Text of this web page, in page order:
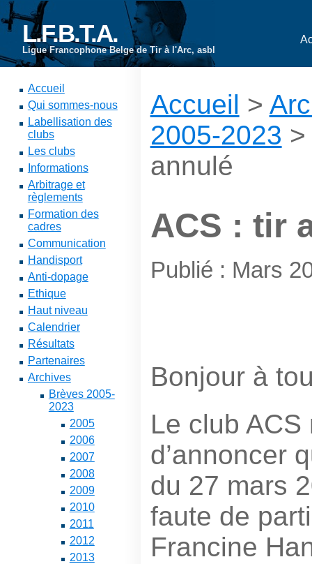
L.F.B.T.A.
Ligue Francophone Belge de Tir à l'Arc, asbl
Accueil
Qui sommes-nous
Labellisation des
clubs
Les clubs
Informations
Arbitrage et
règlements
Formation des
cadres
Communication
Handisport
Anti-dopage
Ethique
Haut niveau
Calendrier
Résultats
Partenaires
Archives
Brèves 2005-
2023
2005
2006
2007
2008
2009
2010
2011
2012
2013
Accueil >
2005-2023
annulé
ACS : tir
Publié : Mars
Bonjour à
Le club
d’annoncer
du 27 mars
faute de
Francine